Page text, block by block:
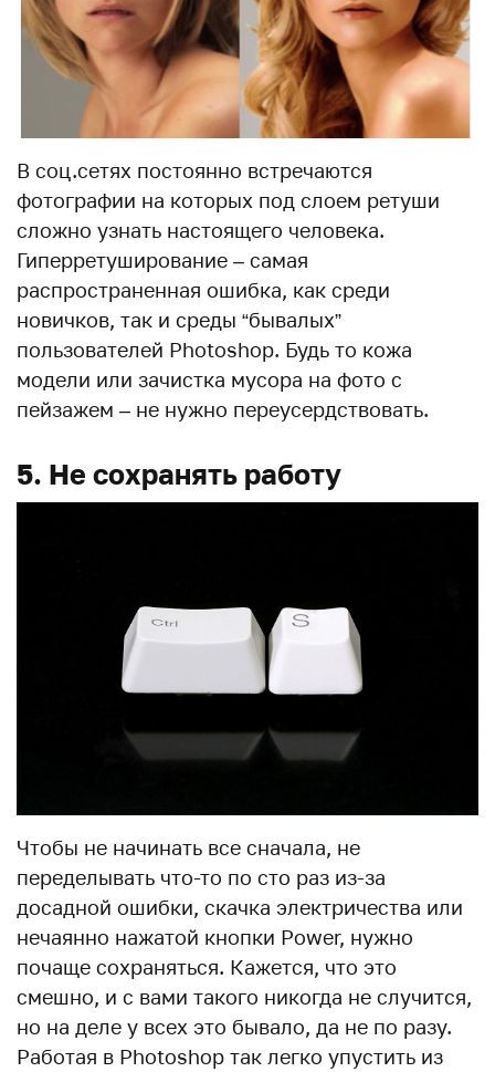
В соц.сетях постоянно встречаются
фотографии на которых под слоем ретуши
сложно узнать настоящего человека.
Гиперретуширование – самая
распространенная ошибка, как среди
новичков, так и среды “бывалых”
пользователей Photoshop. Будь то кожа
модели или зачистка мусора на фото с
пейзажем – не нужно переусердствовать.
5. Не сохранять работу
Чтобы не начинать все сначала, не
переделывать что-то по сто раз из-за
досадной ошибки, скачка электричества или
нечаянно нажатой кнопки Power, нужно
почаще сохраняться. Кажется, что это
смешно, и с вами такого никогда не случится,
но на деле у всех это бывало, да не по разу.
Работая в Photoshop так легко упустить из